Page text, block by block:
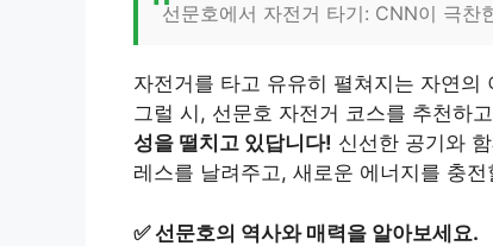
선문호에서 자전거 타기: CNN이 극찬
자전거를 타고 유유히 펼쳐지는 자연
그럴 시, 선문호 자전거 코스를 추천하
성을 떨치고 있답니다! 신선한 공기와
레스를 날려주고, 새로운 에너지를 충
✅선문호의 역사와 매력을 알아보세요.